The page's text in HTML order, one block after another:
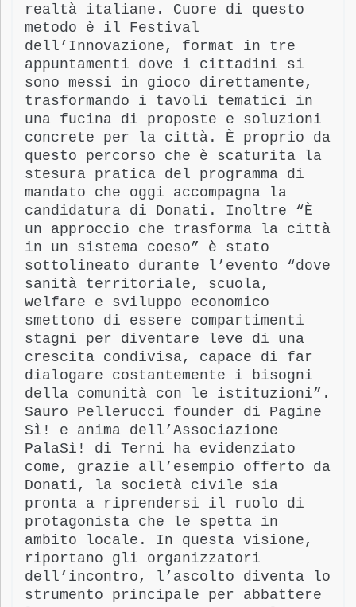
realtà italiane. Cuore di questo
metodo è il Festival
dell’Innovazione, format in tre
appuntamenti dove i cittadini si
sono messi in gioco direttamente,
trasformando i tavoli tematici in
una fucina di proposte e soluzioni
concrete per la città. È proprio da
questo percorso che è scaturita la
stesura pratica del programma di
mandato che oggi accompagna la
candidatura di Donati. Inoltre “È
un approccio che trasforma la città
in un sistema coeso” è stato
sottolineato durante l’evento “dove
sanità territoriale, scuola,
welfare e sviluppo economico
smettono di essere compartimenti
stagni per diventare leve di una
crescita condivisa, capace di far
dialogare costantemente i bisogni
della comunità con le istituzioni”.
Sauro Pellerucci founder di Pagine
Sì! e anima dell’Associazione
PalaSì! di Terni ha evidenziato
come, grazie all’esempio offerto da
Donati, la società civile sia
pronta a riprendersi il ruolo di
protagonista che le spetta in
ambito locale. In questa visione,
riportano gli organizzatori
dell’incontro, l’ascolto diventa lo
strumento principale per abbattere